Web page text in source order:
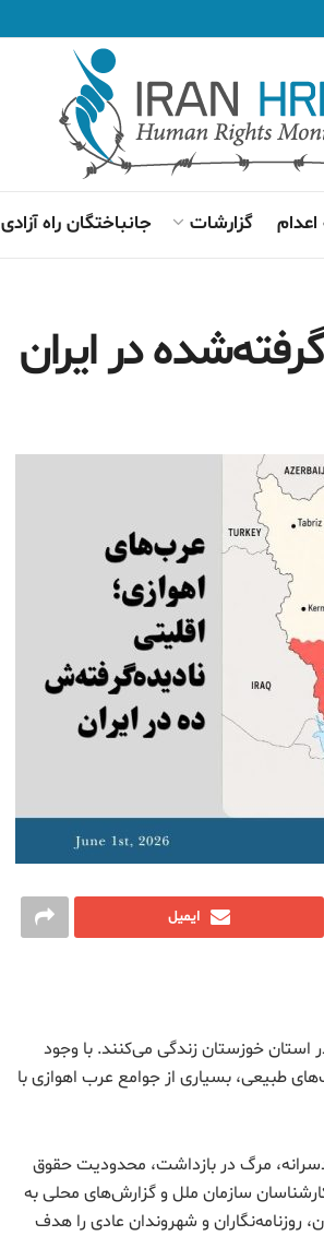
اعدام گزارشات جانباختگان راه آزادی
در ایران
ایمیل
استان خوزستان زندگی می‌کنند. با وجود
طبیعی، بسیاری از جوامع عرب اهوازی با
مرگ در بازداشت، محدودیت حقوق
سازمان ملل و گزارش‌های محلی به
روزنامه‌نگاران و شهروندان عادی را هدف